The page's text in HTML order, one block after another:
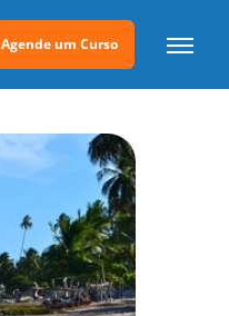
Agende um Curso